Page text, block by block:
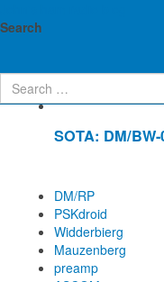
Search
SOTA: DM/
DM/RP
PSKdroid
Widderbierg
Mauzenberg
preamp